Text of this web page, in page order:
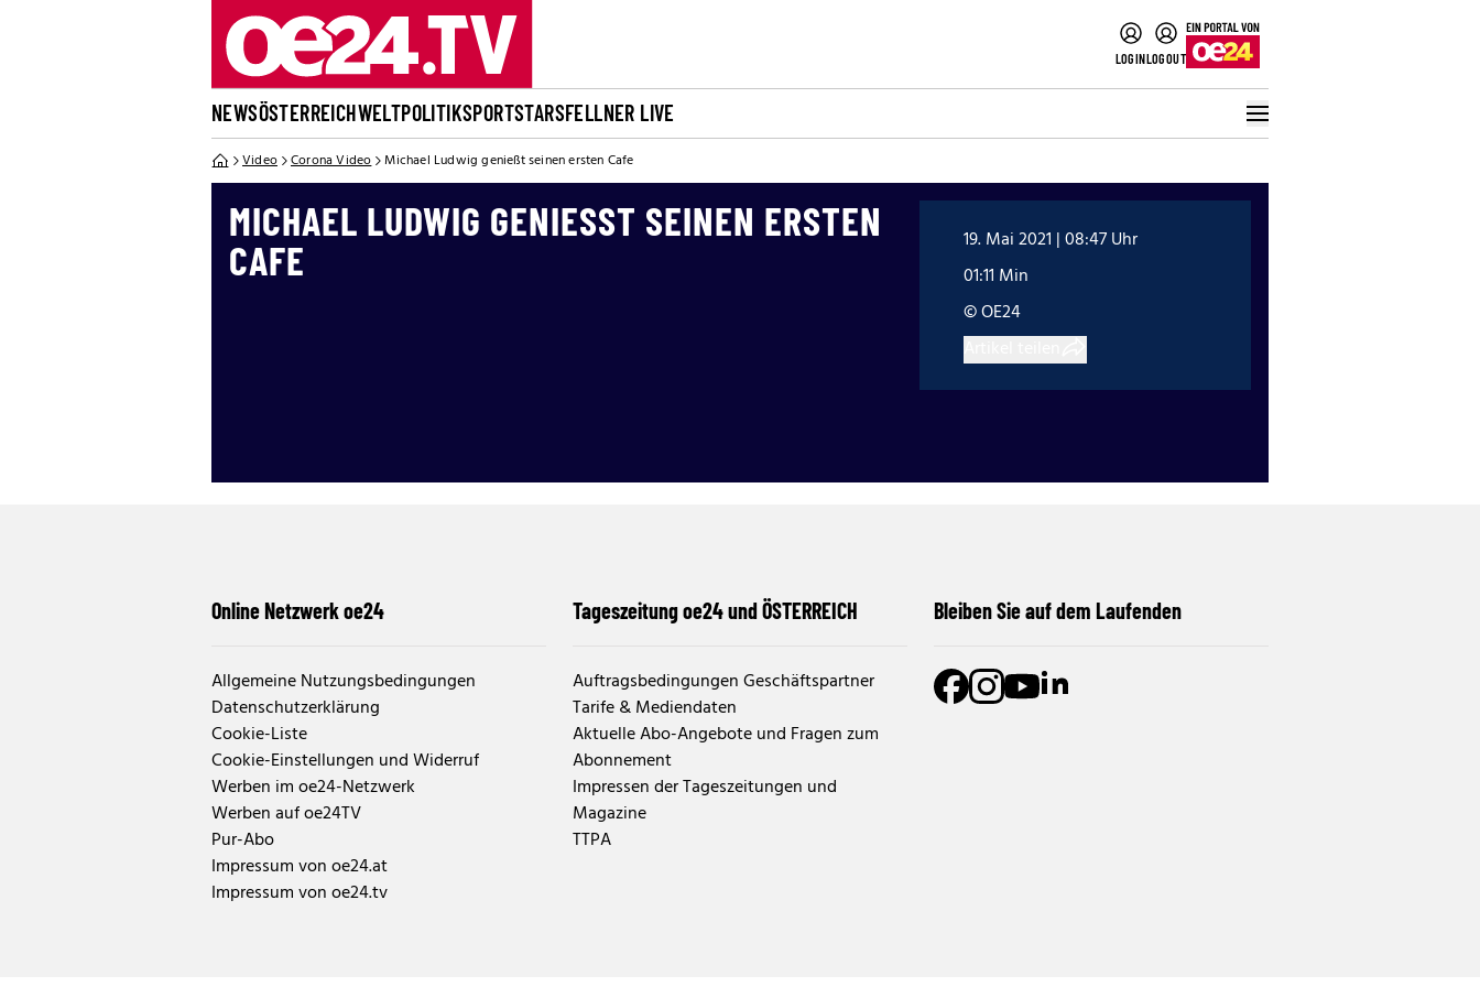
LOGINLOGOUT
NEWSÖSTERREICHWELTPOLITIKSPORTSTARSFELLNER LIVE
Video Corona Video Michael Ludwig genießt seinen ersten Cafe
MICHAEL LUDWIG GENIESST SEINEN ERSTEN C
AFE
19. Mai 2021 | 08:47 Uhr
01:11 Min
© OE24
Online Netzwerk oe24
Allgemeine Nutzungsbedingungen
Datenschutzerklärung
Cookie-Liste
Cookie-Einstellungen und Widerruf
Werben im oe24-Netzwerk
Werben auf oe24TV
Pur-Abo
Impressum von oe24.at
Impressum von oe24.tv
Tageszeitung oe24 und ÖSTERREICH
Auftragsbedingungen Geschäftspartner
Tarife & Mediendaten
Aktuelle Abo-Angebote und Fragen zum
Abonnement
Impressen der Tageszeitungen und
Magazine
TTPA
Bleiben Sie auf dem Laufenden